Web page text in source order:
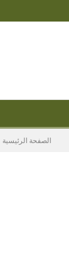
الصفحة الرئيسية